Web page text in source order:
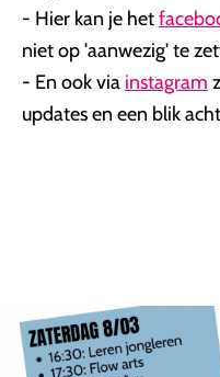
- Hier kan je het
niet op 'aanwezig' te
- En ook via instagram
updates en een blik